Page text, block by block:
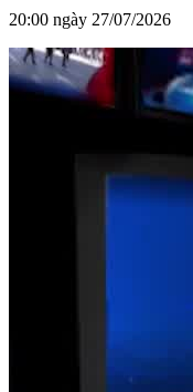
20:00 ngày 27/07/2026